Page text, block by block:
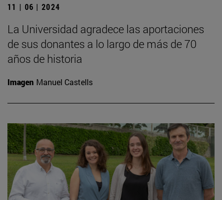
11 | 06 | 2024
La Universidad agradece las aportaciones
de sus donantes a lo largo de más de 70
años de historia
Imagen Manuel Castells